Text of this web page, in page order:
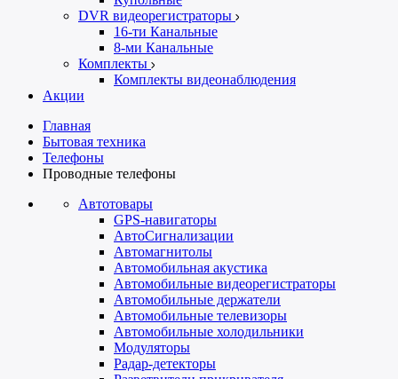
DVR видеорегистраторы
16-ти Канальные
8-ми Канальные
Комплекты
Комплекты видеонаблюдения
Акции
Главная
Бытовая техника
Телефоны
Проводные телефоны
Автотовары
GPS-навигаторы
АвтоСигнализации
Автомагнитолы
Автомобильная акустика
Автомобильные видеорегистраторы
Автомобильные держатели
Автомобильные телевизоры
Автомобильные холодильники
Модуляторы
Радар-детекторы